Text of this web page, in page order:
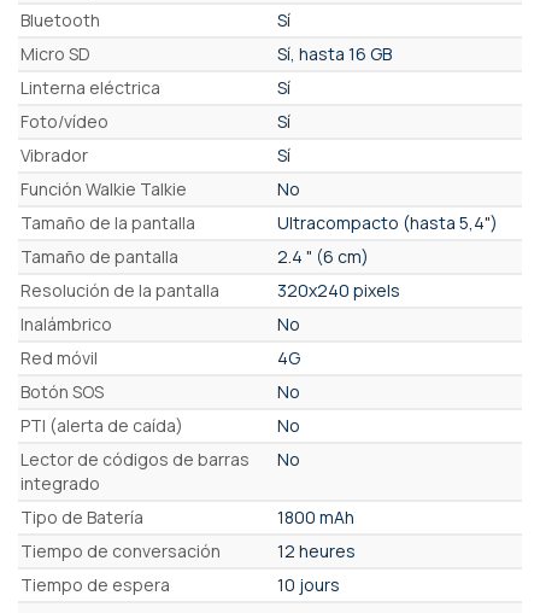
Bluetooth
Sí
Micro SD
Sí, hasta 16 GB
Linterna eléctrica
Sí
Foto/vídeo
Sí
Vibrador
Sí
Función Walkie Talkie
No
Tamaño de la pantalla
Ultracompacto (hasta 5,4")
Tamaño de pantalla
2.4 " (6 cm)
Resolución de la pantalla
320x240 pixels
Inalámbrico
No
Red móvil
4G
Botón SOS
No
PTI (alerta de caída)
No
Lector de códigos de barras
integrado
No
Tipo de Batería
1800 mAh
Tiempo de conversación
12 heures
Tiempo de espera
10 jours